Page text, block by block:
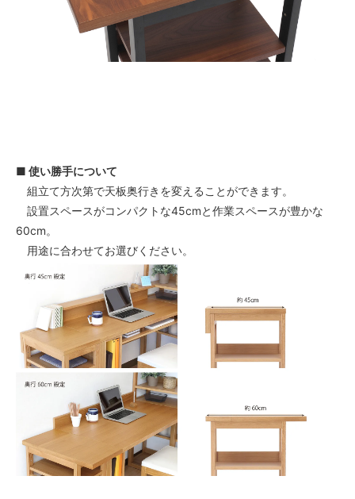
■ 使い勝手について
組立て方次第で天板奥行きを変えることができます。
設置スペースがコンパクトな45cmと作業スペースが豊かな
60cm。
用途に合わせてお選びください。